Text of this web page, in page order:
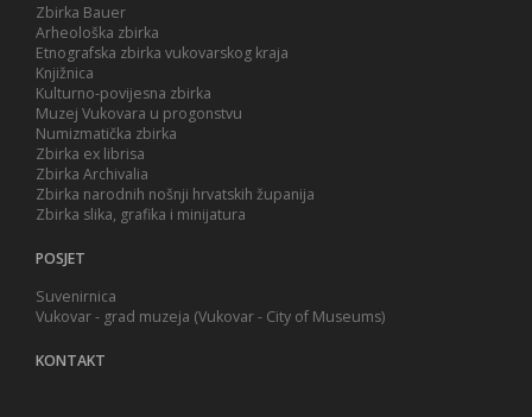
Zbirka Bauer
Arheološka zbirka
Etnografska zbirka vukovarskog kraja
Knjižnica
Kulturno-povijesna zbirka
Muzej Vukovara u progonstvu
Numizmatička zbirka
Zbirka ex librisa
Zbirka Archivalia
Zbirka narodnih nošnji hrvatskih županija
Zbirka slika, grafika i minijatura
POSJET
Suvenirnica
Vukovar - grad muzeja (Vukovar - City of Museums)
KONTAKT